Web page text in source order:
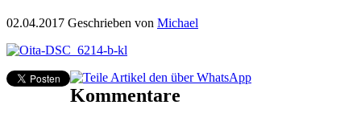
02.04.2017 Geschrieben von Michael
Kommentare